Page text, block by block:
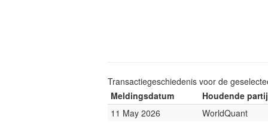
Transactiegeschiedenis voor de
Meldingsdatum
Houdende partij
11 May 2026
WorldQuant